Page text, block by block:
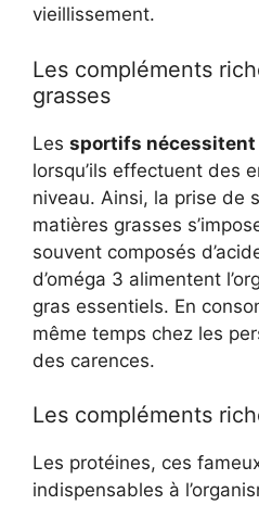
vieillissement.
Les compléments
grasses
Les sportifs nécessitent
lorsqu’ils effectuent des
niveau. Ainsi, la prise de
matières grasses
souvent composés
d’oméga 3 alimentent
gras essentiels. En
même temps chez les
des carences.
Les compléments
Les protéines, ces
indispensables à